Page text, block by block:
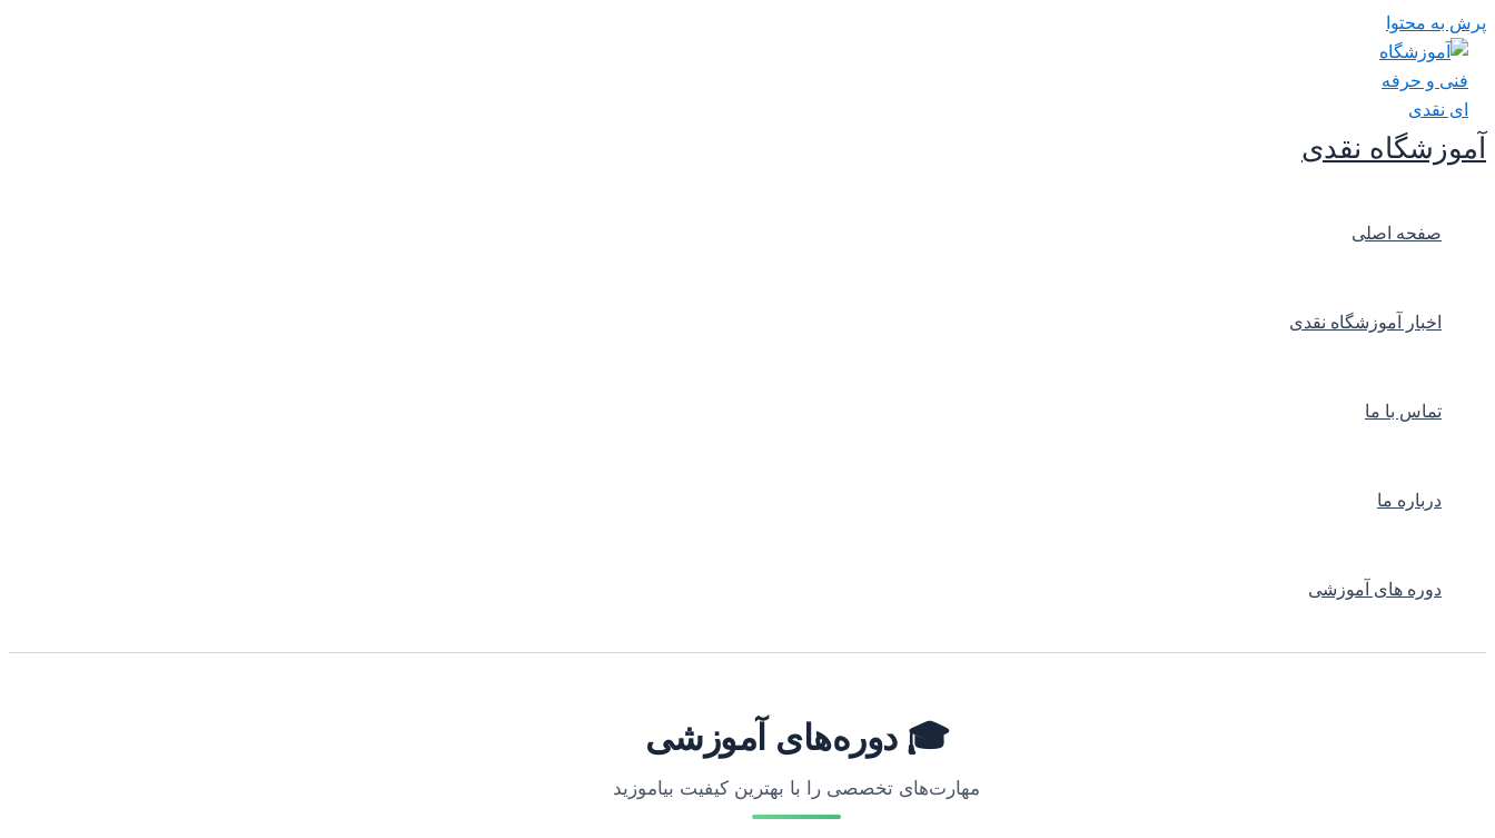
پرش به محتوا
آموزشگاه نقدی
صفحه اصلی
اخبار آموزشگاه نقدی
تماس با ما
درباره ما
دوره های آموزشی
🎓 دوره‌های آموزشی
مهارت‌های تخصصی را با بهترین کیفیت بیاموزید